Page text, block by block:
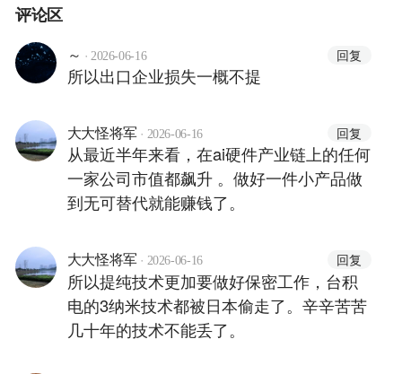
评论区
～ · 2026-06-16 回复
所以出口企业损失一概不提
大大怪将军 · 2026-06-16 回复
从最近半年来看，在ai硬件产业链上的任何
一家公司市值都飙升 。做好一件小产品做
到无可替代就能赚钱了。
大大怪将军 · 2026-06-16 回复
所以提纯技术更加要做好保密工作，台积
电的3纳米技术都被日本偷走了。辛辛苦苦
几十年的技术不能丢了。